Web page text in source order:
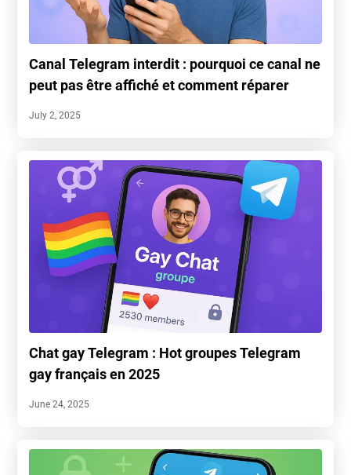
Canal Telegram interdit : pourquoi ce canal ne
peut pas être affiché et comment réparer
July 2, 2025
Chat gay Telegram : Hot groupes Telegram
gay français en 2025
June 24, 2025